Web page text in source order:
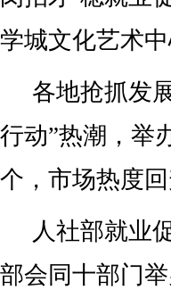
学城文化艺术
各地抢抓发
行动”热潮，举
个，市场热度回
人社部就业
部会同十部门